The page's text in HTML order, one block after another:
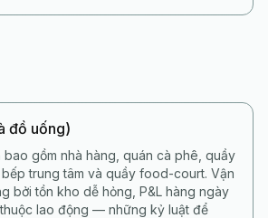
đồ uống)
bao gồm nhà hàng, quán cà phê, quầy
trung tâm và quầy food-court. Vận
bởi tồn kho dễ hỏng, P&L hàng ngày
lao động — những kỷ luật để